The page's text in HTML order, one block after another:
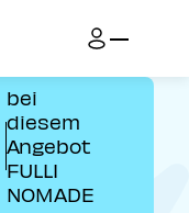
bei
diesem
Angebot
FULLI
NOMADE